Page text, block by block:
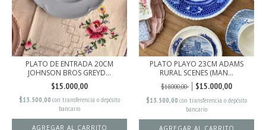
PLATO DE ENTRADA 20CM
JOHNSON BROS GREYD...
$15.000,00
$13.500,00 con transferencia o depósito
bancario
PLATO PLAYO 23CM ADAMS
RURAL SCENES (MAN...
$18.000,00 $15.000,00
$13.500,00 con transferencia o depósito
bancario